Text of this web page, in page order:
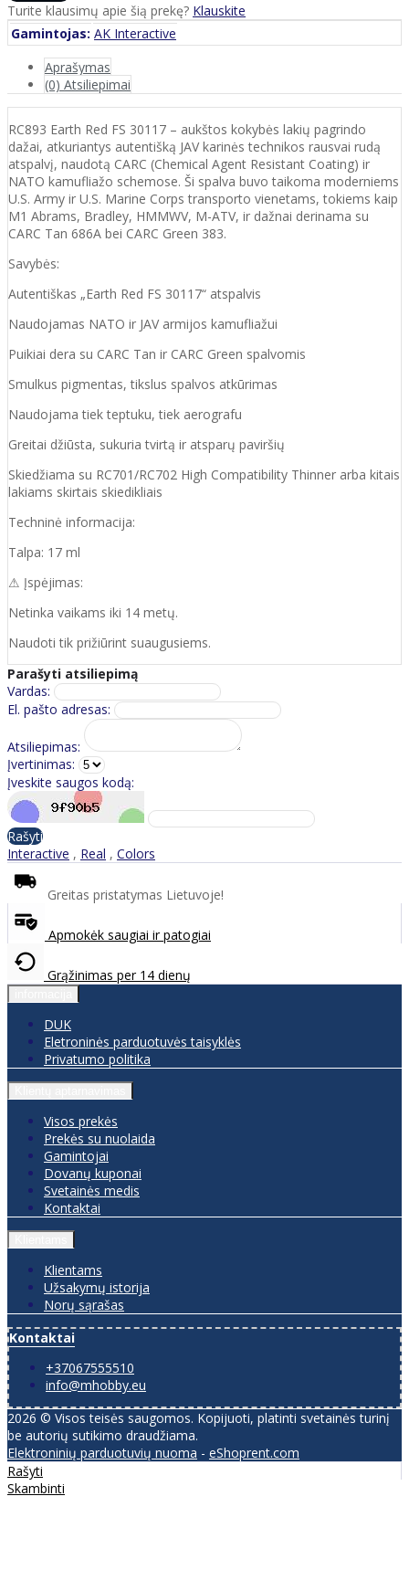
Turite klausimų apie šią prekę? Klauskite
Gamintojas: AK Interactive
Aprašymas
(0) Atsiliepimai
RC893 Earth Red FS 30117 – aukštos kokybės lakių pagrindo
dažai, atkuriantys autentišką JAV karinės technikos rausvai rudą
atspalvį, naudotą CARC (Chemical Agent Resistant Coating) ir
NATO kamufliažo schemose. Ši spalva buvo taikoma moderniems
U.S. Army ir U.S. Marine Corps transporto vienetams, tokiems kaip
M1 Abrams, Bradley, HMMWV, M-ATV, ir dažnai derinama su
CARC Tan 686A bei CARC Green 383.
Savybės:
Autentiškas „Earth Red FS 30117“ atspalvis
Naudojamas NATO ir JAV armijos kamufliažui
Puikiai dera su CARC Tan ir CARC Green spalvomis
Smulkus pigmentas, tikslus spalvos atkūrimas
Naudojama tiek teptuku, tiek aerografu
Greitai džiūsta, sukuria tvirtą ir atsparų paviršių
Skiedžiama su RC701/RC702 High Compatibility Thinner arba kitais
lakiams skirtais skiedikliais
Techninė informacija:
Talpa: 17 ml
⚠ Įspėjimas:
Netinka vaikams iki 14 metų.
Naudoti tik prižiūrint suaugusiems.
Parašyti atsiliepimą
Vardas:
El. pašto adresas:
Atsiliepimas:
Įvertinimas:
Įveskite saugos kodą:
Rašyti
Interactive , Real , Colors
Greitas pristatymas Lietuvoje!
Apmokėk saugiai ir patogiai
Grąžinimas per 14 dienų
DUK
Eletroninės parduotuvės taisyklės
Privatumo politika
Visos prekės
Prekės su nuolaida
Gamintojai
Dovanų kuponai
Svetainės medis
Kontaktai
Klientams
Užsakymų istorija
Norų sąrašas
Kontaktai
+37067555510
info@mhobby.eu
2026 © Visos teisės saugomos. Kopijuoti, platinti svetainės turinį
be autorių sutikimo draudžiama.
Elektroninių parduotuvių nuoma - eShoprent.com
Rašyti
Skambinti